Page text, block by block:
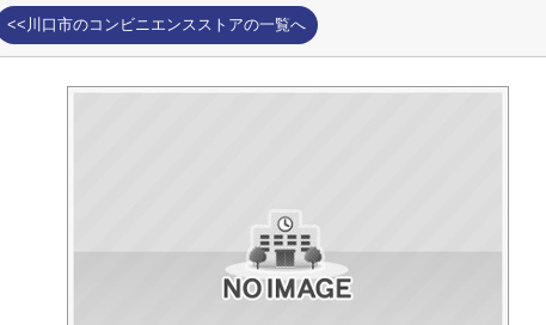
<<川口市のコンビニエンスストアの一覧へ